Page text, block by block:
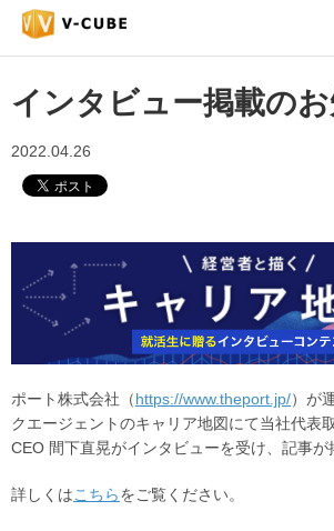
インタビュー掲載の
2022.04.26
ポート株式会社（https://www.theport.jp/）が
クエージェントのキャリア地図にて当社代表
CEO 間下直晃がインタビューを受け、記事が
詳しくはこちらをご覧ください。